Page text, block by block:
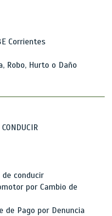
Corrientes
Robo, Hurto o Daño
conducir
por Cambio de
de Pago por Denuncia